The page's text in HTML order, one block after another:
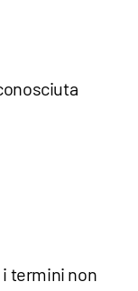
termini non